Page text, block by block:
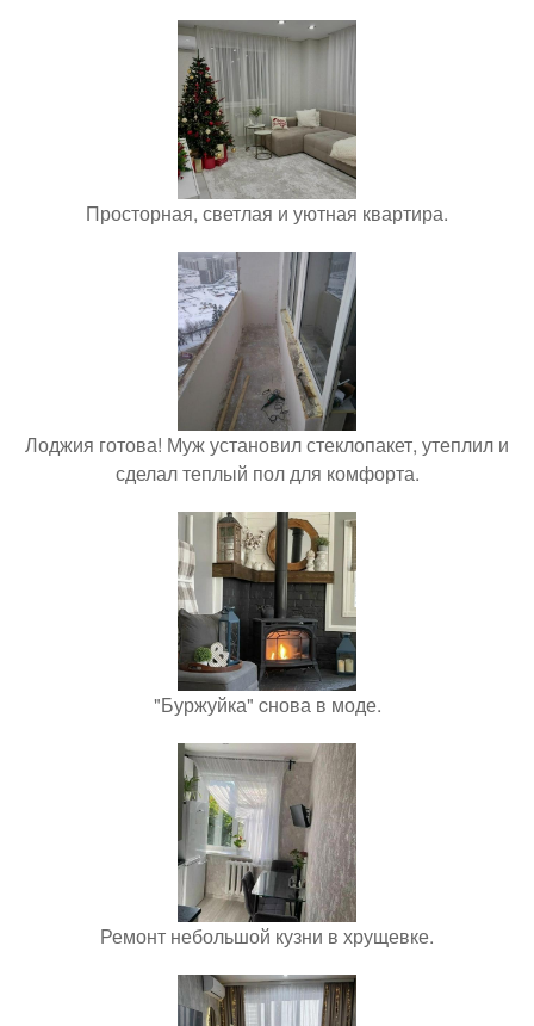
Просторная, светлая и уютная квартира.
Лоджия готова! Муж установил стеклопакет, утеплил и
сделал теплый пол для комфорта.
"Буржуйка" cнова в моде.
Ремонт небольшой кузни в хрущевке.